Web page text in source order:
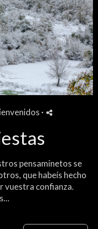
·
pensaminetos se
que habeís hecho
vuestra confianza.